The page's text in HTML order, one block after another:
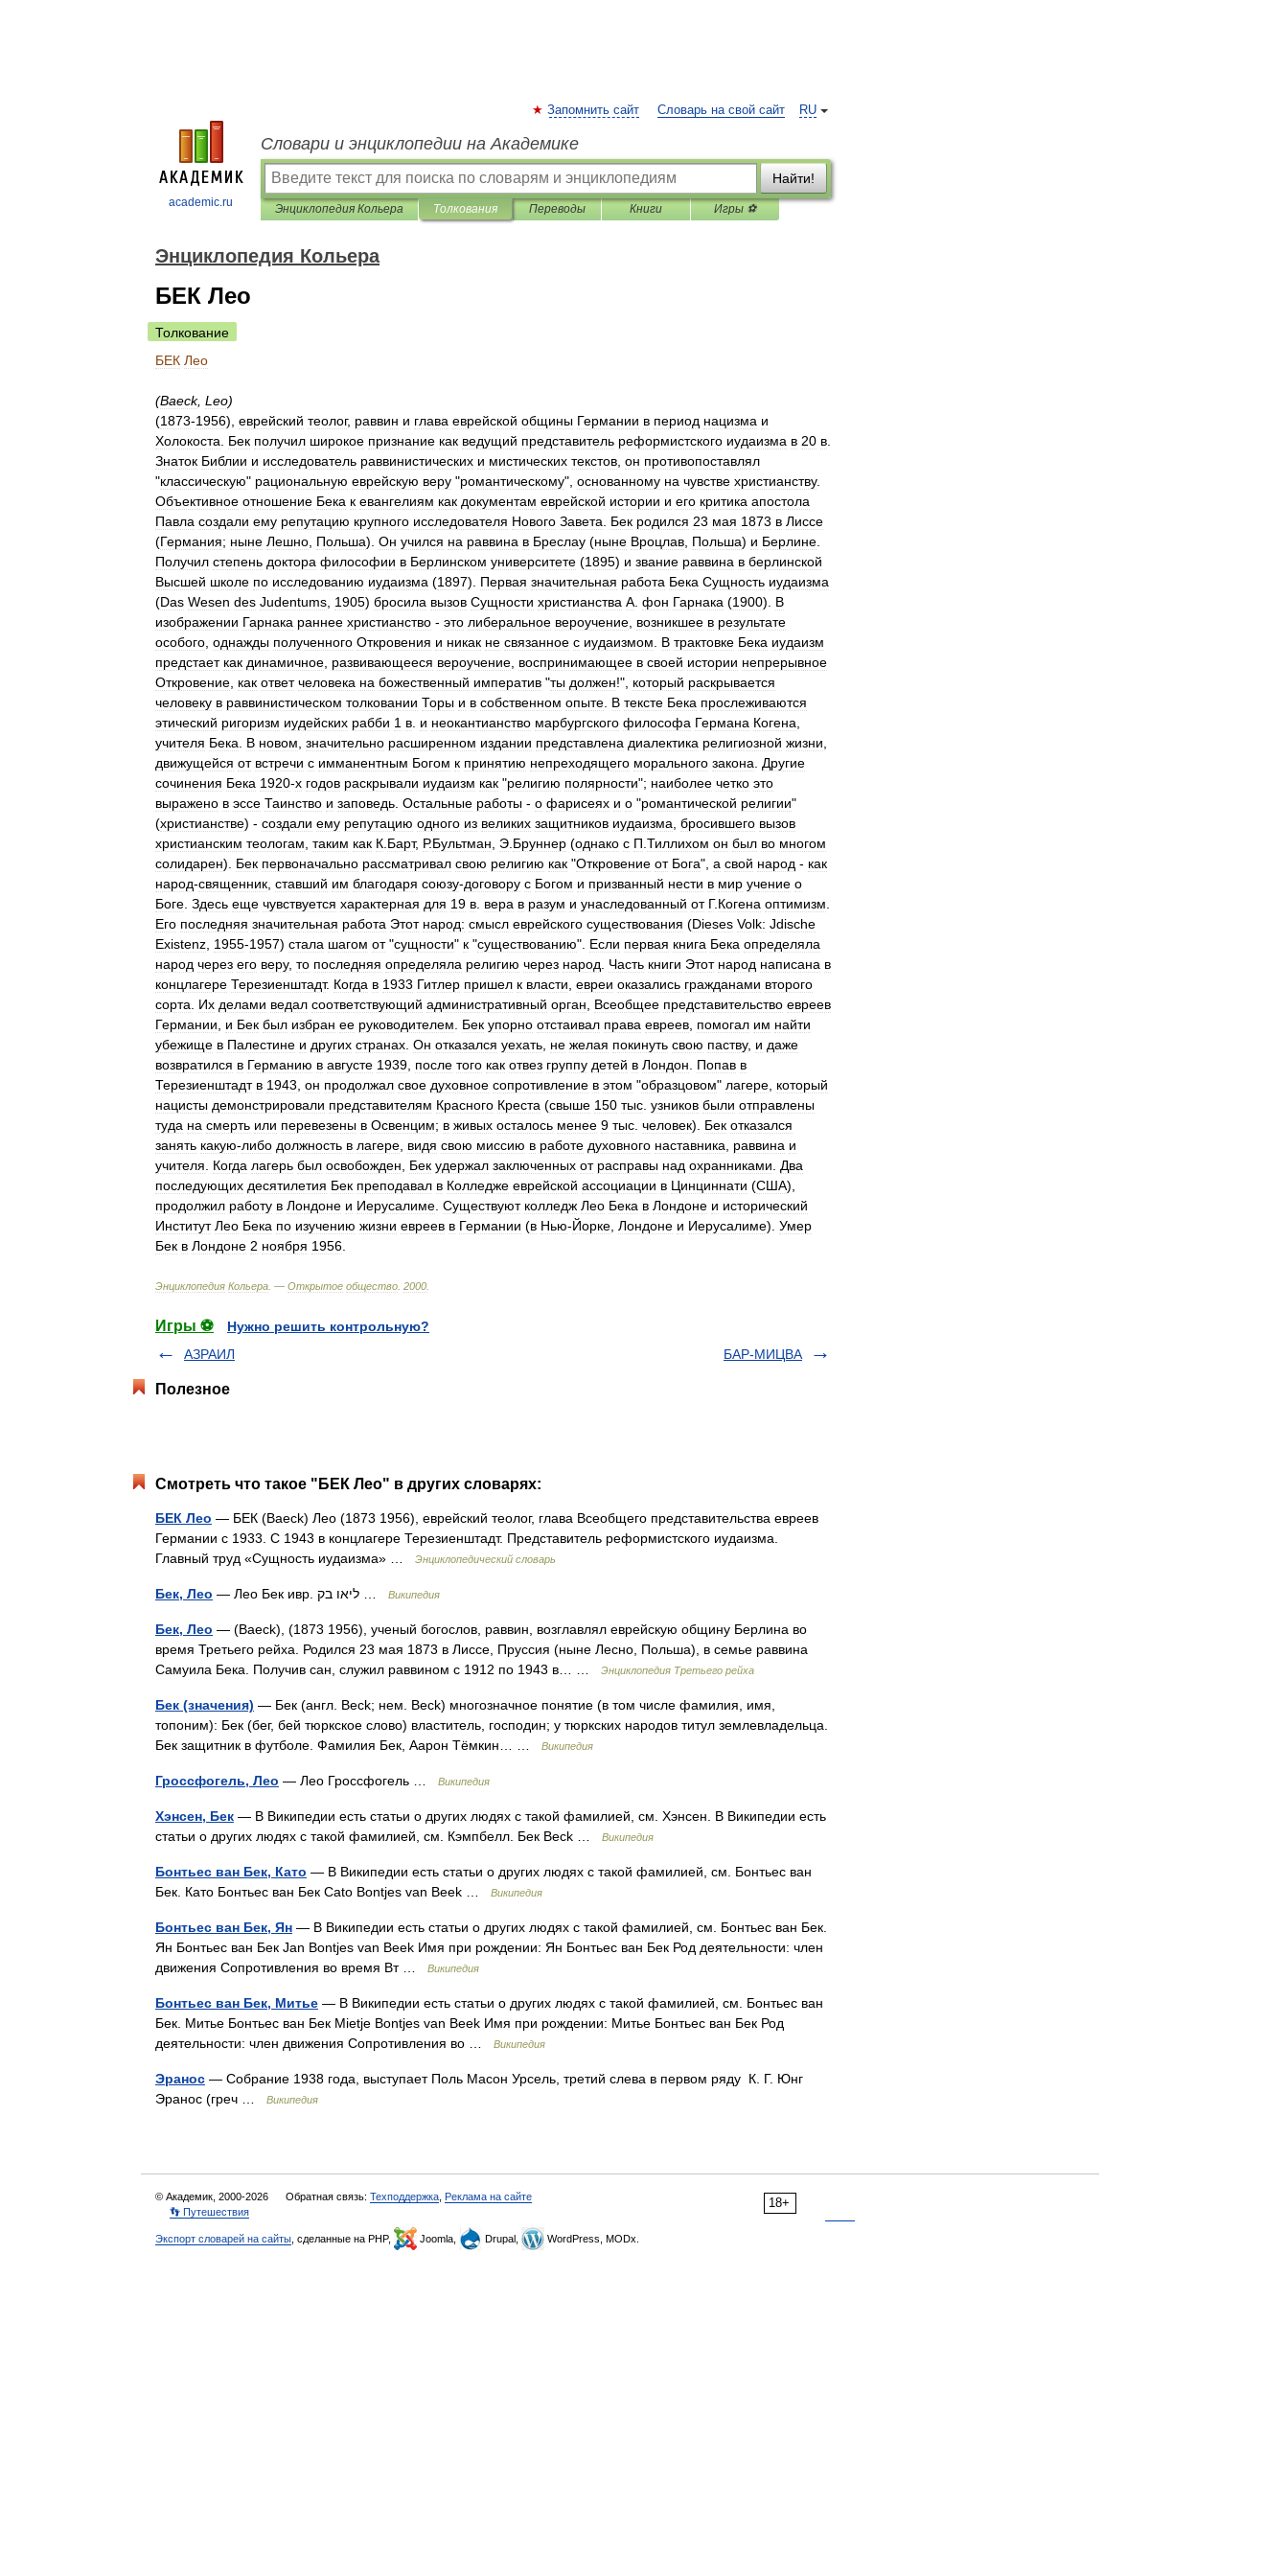
academic.ru
RU
Запомнить сайт Словарь на свой сайт
Словари и энциклопедии на Академике
Найти!
Энциклопедия Кольера Толкования Переводы Книги Игры ⚽
Энциклопедия Кольера
БЕК Лео
Толкование
БЕК Лео
(Baeck, Leo)
(1873-1956), еврейский теолог, раввин и глава еврейской общины Германии в период нацизма и
Холокоста
Бек получил широкое признание как ведущий представитель реформистского иудаизма в 20 в
Знаток Библии и исследователь раввинистических и мистических текстов он противопоставлял
"классическую" рациональную еврейскую веру "романтическому", основанному на чувстве христианству.
Объективное отношение Бека к евангелиям как документам еврейской истории и его критика апостола
Павла создали ему репутацию крупного исследователя Нового Завета Бек родился 23 мая 1873 в Лиссе
(Германия; ныне Лешно Польша). Он учился на раввина в Бреслау (ныне Вроцлав Польша) и Берлине
Получил степень доктора философии в Берлинском университете (1895) и звание раввина в берлинской
Высшей школе по исследованию иудаизма (1897). Первая значительная работа Бека Сущность иудаизма
(Das Wesen des Judentums 1905) бросила вызов Сущности христианства А фон Гарнака (1900). В
изображении Гарнака раннее христианство - это либеральное вероучение возникшее в результате
особого однажды полученного Откровения и никак не связанное с иудаизмом В трактовке Бека иудаизм
предстает как динамичное развивающееся вероучение воспринимающее в своей истории непрерывное
Откровение как ответ человека на божественный императив "ты должен!", который раскрывается
человеку в раввинистическом толковании Торы и в собственном опыте В тексте Бека прослеживаются
этический ригоризм иудейских рабби 1 в и неокантианство марбургского философа Германа Когена
учителя Бека В новом значительно расширенном издании представлена диалектика религиозной жизни
движущейся от встречи с имманентным Богом к принятию непреходящего морального закона
Другие
сочинения Бека 1920-х годов раскрывали иудаизм как "религию полярности"; наиболее четко это
выражено в эссе Таинство и заповедь Остальные работы - о фарисеях и о "романтической религии"
(христианстве) - создали ему репутацию одного из великих защитников иудаизма бросившего вызов
христианским теологам таким как К Барт, Р.Бультман Э Бруннер (однако с П Тиллихом он был во многом
солидарен). Бек первоначально рассматривал свою религию как "Откровение от Бога", а свой народ - как
народ-священник ставший им благодаря союзу-договору с Богом и призванный нести в мир учение о
Боге Здесь еще чувствуется характерная для 19 в вера в разум и унаследованный от Г.Когена оптимизм
Его последняя значительная работа Этот народ: смысл еврейского существования (Dieses Volk: Jdische
Existenz 1955-1957) стала шагом от"сущности" к "существованию". Если первая книга Бека определяла
народ через его веру, то последняя определяла религию через народ Часть книги Этот народ написана в
концлагере Терезиенштадт. Когда в 1933 Гитлер пришел к власти евреи оказались гражданами второго
сорта
Их делами ведал соответствующий административный орган Всеобщее представительство евреев
Германии
и Бек был избран ее руководителем Бек упорно отстаивал права евреев помогал им найти
убежище в Палестине и других странах Он отказался уехать не желая покинуть свою паству, и даже
возвратился в Германию в августе 1939 после того как отвез группу детей в Лондон Попав в
Терезиенштадт в 1943 он продолжал свое духовное сопротивление в этом "образцовом" лагере который
нацисты демонстрировали представителям Красного Креста (свыше 150 тыс узников были отправлены
туда на смерть или перевезены в Освенцим; в живых осталось менее 9 тыс человек). Бек отказался
занять какую-либо должность в лагере видя свою миссию в работе духовного наставника раввина и
учителя
Когда лагерь был освобожден Бек удержал заключенных от расправы над охранниками
Два
последующих десятилетия Бек преподавал в Колледже еврейской ассоциации в Цинциннати (США),
продолжил работу в Лондоне и Иерусалиме Существуют колледж Лео Бека в Лондоне и исторический
Институт Лео Бека по изучению жизни евреев в Германии (в Нью-Йорке Лондоне и Иерусалиме). Умер
Бек в Лондоне 2 ноября 1956
Энциклопедия Кольера . — Открытое общество 2000
Игры ⚽
Нужно решить контрольную?
АЗРАИЛ
БАР-МИЦВА
Полезное
Смотреть что такое "БЕК Лео" в других словарях:
БЕК Лео — БЕК (Baeck) Лео (1873 1956), еврейский теолог, глава Всеобщего представительства евреев
Германии с 1933. С 1943 в концлагере Терезиенштадт. Представитель реформистского иудаизма.
Главный труд «Сущность иудаизма» …
Энциклопедический словарь
Бек, Лео Википедия
Бек, Лео — (Baeck), (1873 1956), ученый богослов, раввин, возглавлял еврейскую общину Берлина во
время Третьего рейха. Родился 23 мая 1873 в Лиссе, Пруссия (ныне Лесно, Польша), в семье раввина
Самуила Бека. Получив сан, служил раввином с 1912 по 1943 в… …
Энциклопедия Третьего рейха
Бек (значения) — Бек (англ. Beck; нем. Beck) многозначное понятие (в том числе фамилия, имя,
топоним): Бек (бег, бей тюркское слово) властитель, господин; у тюркских народов титул землевладельца.
Бек защитник в футболе. Фамилия Бек, Аарон Тёмкин… …
Википедия
Гроссфогель, Лео — Лео Гроссфогель … Википедия
Хэнсен, Бек — В Википедии есть статьи о других людях с такой фамилией, см. Хэнсен. В Википедии есть
статьи о других людях с такой фамилией, см. Кэмпбелл. Бек Beck …
Википедия
Бонтьес ван Бек, Като — В Википедии есть статьи о других людях с такой фамилией, см. Бонтьес ван
Бек. Като Бонтьес ван Бек Cato Bontjes van Beek …
Википедия
Бонтьес ван Бек, Ян — В Википедии есть статьи о других людях с такой фамилией, см. Бонтьес ван Бек.
Ян Бонтьес ван Бек Jan Bontjes van Beek Имя при рождении: Ян Бонтьес ван Бек Род деятельности: член
движения Сопротивления во время Вт …
Википедия
Бонтьес ван Бек, Митье — В Википедии есть статьи о других людях с такой фамилией, см. Бонтьес ван
Бек. Митье Бонтьес ван Бек Mietje Bontjes van Beek Имя при рождении: Митье Бонтьес ван Бек Род
деятельности: член движения Сопротивления во …
Википедия
Эранос — Собрание 1938 года, выступает Поль Масон Урсель, третий слева в первом ряду К. Г. Юнг
Эранос (греч …
Википедия
18+
© Академик, 2000-2026 Обратная связь: Техподдержка Реклама на сайте
👣 Путешествия
Экспорт словарей на сайты , сделанные на PHP, Joomla, Drupal, WordPress, MODx.